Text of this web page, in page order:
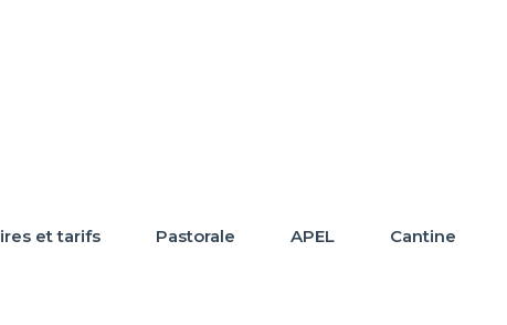
et tarifs Pastorale APEL Cantine